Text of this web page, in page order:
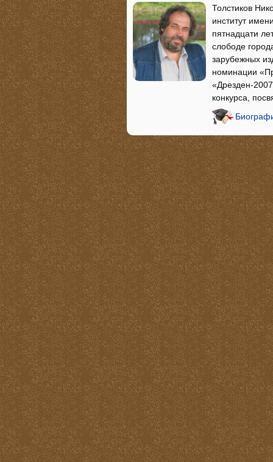
Толстиков
институт
пятнадцати
слободе
зарубежных
номинации
«Дрезден-
конкурса,